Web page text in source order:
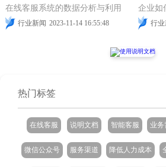
在线客服系统的数据分析与利用
行业新闻 2023-11-14 16:55:48 行业
热门标签
在线客服 说明文档 智能客服 业务
微信公众号 服务渠道 降低人力成本